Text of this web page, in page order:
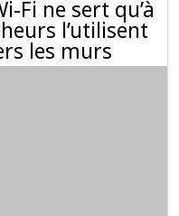
Fi ne sert qu’à
l’utilisent
les murs